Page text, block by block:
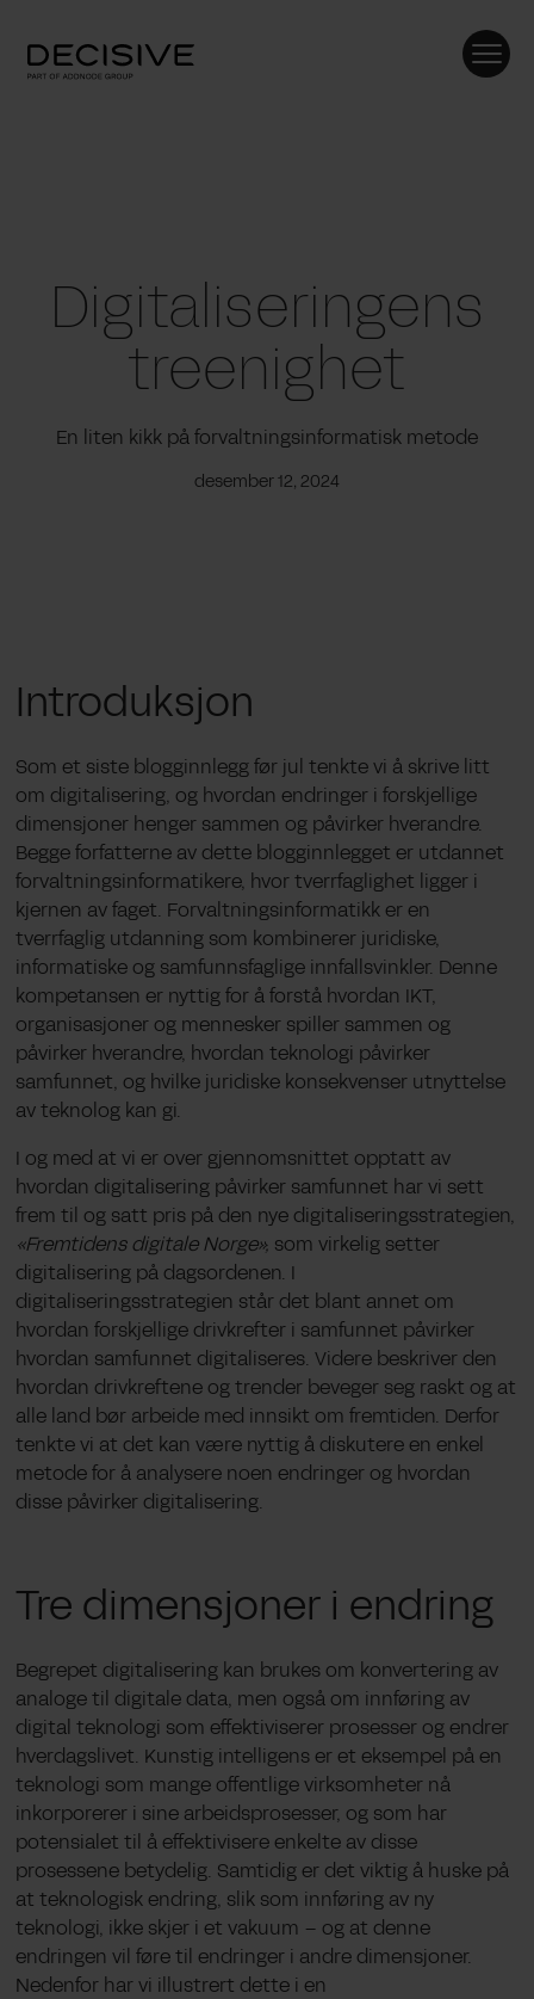
content
Digitaliseringens
treenighet
En liten kikk på forvaltningsinformatisk metode
desember 12, 2024
Introduksjon
Som et siste blogginnlegg før jul tenkte vi å skrive litt
om digitalisering, og hvordan endringer i forskjellige
dimensjoner henger sammen og påvirker hverandre.
Begge forfatterne av dette blogginnlegget er utdannet
forvaltningsinformatikere, hvor tverrfaglighet ligger i
kjernen av faget. Forvaltningsinformatikk er en
tverrfaglig utdanning som kombinerer juridiske,
informatiske og samfunnsfaglige innfallsvinkler. Denne
kompetansen er nyttig for å forstå hvordan IKT,
organisasjoner og mennesker spiller sammen og
påvirker hverandre, hvordan teknologi påvirker
samfunnet, og hvilke juridiske konsekvenser utnyttelse
av teknolog kan gi.
I og med at vi er over gjennomsnittet opptatt av
hvordan digitalisering påvirker samfunnet har vi sett
frem til og satt pris på den nye digitaliseringsstrategien,
«Fremtidens digitale Norge», som virkelig setter
digitalisering på dagsordenen. I
digitaliseringsstrategien står det blant annet om
hvordan forskjellige drivkrefter i samfunnet påvirker
hvordan samfunnet digitaliseres. Videre beskriver den
hvordan drivkreftene og trender beveger seg raskt og at
alle land bør arbeide med innsikt om fremtiden. Derfor
tenkte vi at det kan være nyttig å diskutere en enkel
metode for å analysere noen endringer og hvordan
disse påvirker digitalisering.
Tre dimensjoner i endring
Begrepet digitalisering kan brukes om konvertering av
analoge til digitale data, men også om innføring av
digital teknologi som effektiviserer prosesser og endrer
hverdagslivet. Kunstig intelligens er et eksempel på en
teknologi som mange offentlige virksomheter nå
inkorporerer i sine arbeidsprosesser, og som har
potensialet til å effektivisere enkelte av disse
prosessene betydelig. Samtidig er det viktig å huske på
at teknologisk endring, slik som innføring av ny
teknologi, ikke skjer i et vakuum – og at denne
endringen vil føre til endringer i andre dimensjoner.
Nedenfor har vi illustrert dette i en